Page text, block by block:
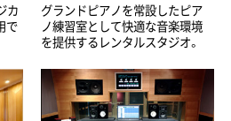
カ
で
グランドピアノを常設したピア
ノ練習室として快適な音楽環境
を提供するレンタルスタジオ。